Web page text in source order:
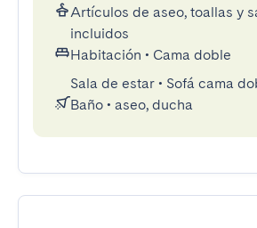
Artículos de aseo, toallas y
incluidos
Habitación • Cama doble
Sala de estar • Sofá cama
Baño • aseo, ducha